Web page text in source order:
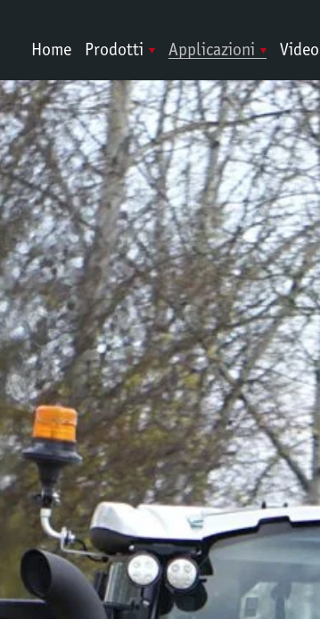
Home Prodotti Applicazioni Video